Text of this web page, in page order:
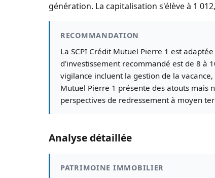
génération. La capitalisation s'élève à 1
RECOMMANDATION
La SCPI Crédit Mutuel Pierre 1 est
d'investissement recommandé est de 8 à
vigilance incluent la gestion de la
Mutuel Pierre 1 présente des atouts mais
perspectives de redressement à moyen
Analyse détaillée
PATRIMOINE IMMOBILIER